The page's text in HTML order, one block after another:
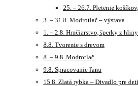
25. – 26.7. Pletenie
3. – 31.8. Modrotlač – výstava
1. – 2.8. Hrnčiarstvo, šperky z hliny
8.8. Tvorenie s drevom
8. – 9.8. Modrotlač
9.8. Spracovanie ľanu
15.8. Zlatá rybka – Divadlo pre